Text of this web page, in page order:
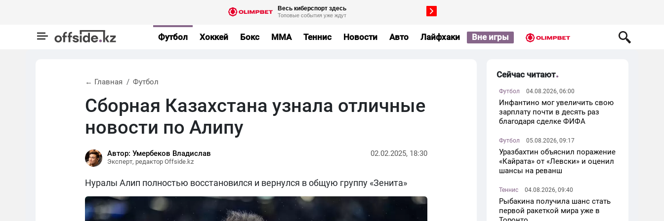
Футбол Хоккей Бокс MMA Теннис Новости Авто Лайфхаки Вне игры
← Главная Футбол
Сборная Казахстана узнала отличные
новости по Алипу
Автор: Умербеков Владислав
Эксперт, редактор Offside.kz
02.02.2025, 18:30
Нуралы Алип полностью восстановился и вернулся в общую группу «Зенита»
Сейчас читают
Футбол 04.08.2026, 06:00
Инфантино мог увеличить свою
зарплату почти в десять раз
благодаря сделке ФИФА
Футбол 05.08.2026, 09:17
Уразбахтин объяснил поражение
«Кайрата» от «Левски» и оценил
шансы на реванш
Теннис 04.08.2026, 09:40
Рыбакина получила шанс стать
первой ракеткой мира уже в